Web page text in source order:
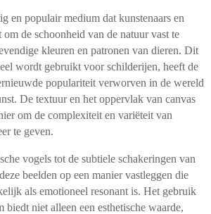
en populair medium dat kunstenaars en
de schoonheid van de natuur vast te
kleuren en patronen van dieren. Dit
wordt gebruikt voor schilderijen, heeft de
populariteit verworven in de wereld
De textuur en het oppervlak van canvas
om de complexiteit en variëteit van
te geven.
vogels tot de subtiele schakeringen van
beelden op een manier vastleggen die
als emotioneel resonant is. Het gebruik
biedt niet alleen een esthetische waarde,